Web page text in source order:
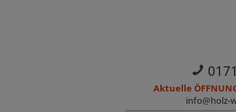
Aktuelle
info@holz-